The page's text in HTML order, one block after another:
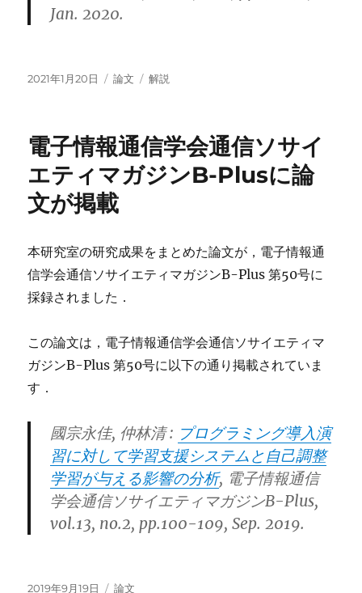
Jan. 2020.
投
2021年1月20日
カ
ー
論文
タ
解説
電子情報通信学会通信ソサイ
エティマガジンB-Plusに論
文が掲載
本研究室の研究成果をまとめた論文が，電子情報通
信学会通信ソサイエティマガジンB-Plus 第50号に
採録されました．
この論文は，電子情報通信学会通信ソサイエティマ
ガジンB-Plus 第50号に以下の通り掲載されていま
す．
國宗永佳, 仲林清 : プログラミング導入演
習に対して学習支援システムと自己調整
学習が与える影響の分析, 電子情報通信
学会通信ソサイエティマガジンB-Plus,
vol.13, no.2, pp.100-109, Sep. 2019.
投
2019年9月19日
カ
論文